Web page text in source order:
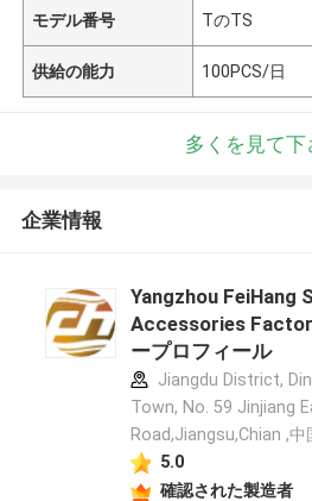
モデル番号 TのTS
供給の能力 100PCS/日
多くを見て下
企業情報
Yangzhou FeiHang
Accessories
ープロフィール
Jiangdu District,
Town, No. 59 Jinjiang
Road,Jiangsu,Chian ,中
5.0
確認された製造者